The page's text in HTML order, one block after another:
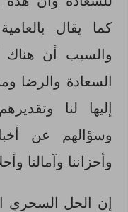
كما يقال
والسبب أن هناك
السعادة والرضا
إليها لنا
وسؤالهم عن
وأحزاننا وآمالنا
إن الحل السحري